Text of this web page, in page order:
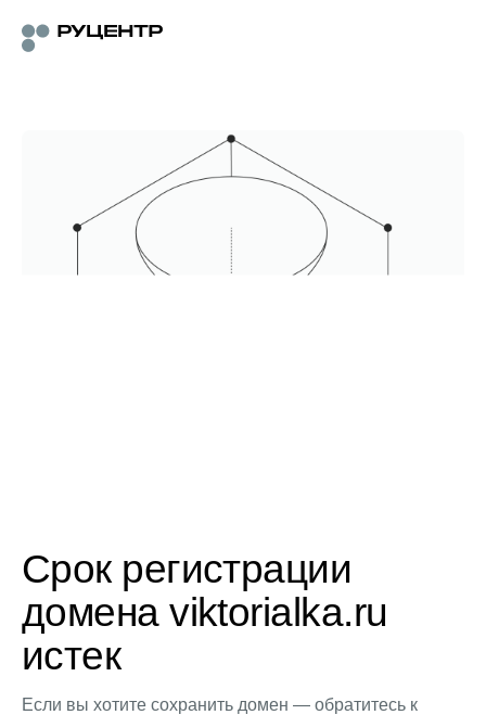
Срок регистрации
домена viktorialka.ru
истек
Если вы хотите сохранить домен — обратитесь к